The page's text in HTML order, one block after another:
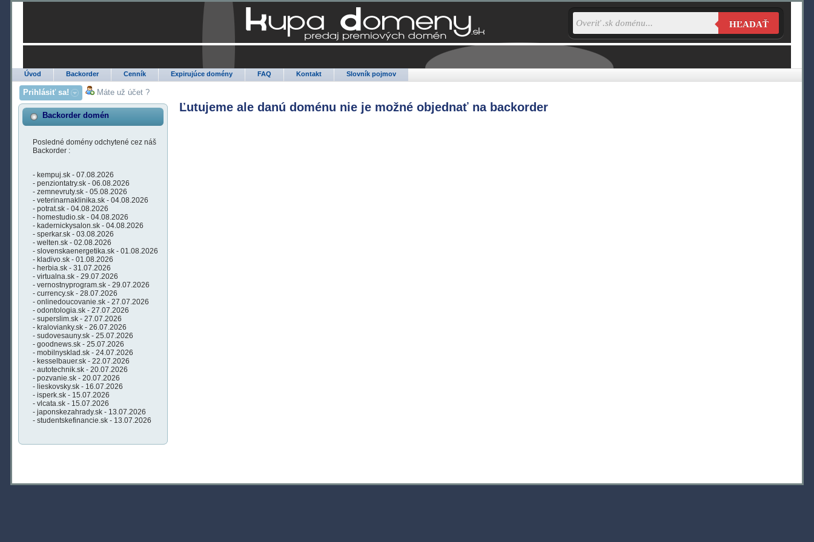
Úvod Backorder Cenník Expirujúce domény FAQ Kontakt Slovník pojmov
HĽADAŤ
Prihlásiť sa! Máte už účet ?
Backorder domén
Posledné domény odchytené cez náš
Backorder :
- kempuj.sk - 07.08.2026
- penziontatry.sk - 06.08.2026
- zemnevruty.sk - 05.08.2026
- veterinarnaklinika.sk - 04.08.2026
- potrat.sk - 04.08.2026
- homestudio.sk - 04.08.2026
- kadernickysalon.sk - 04.08.2026
- sperkar.sk - 03.08.2026
- welten.sk - 02.08.2026
- slovenskaenergetika.sk - 01.08.2026
- kladivo.sk - 01.08.2026
- herbia.sk - 31.07.2026
- virtualna.sk - 29.07.2026
- vernostnyprogram.sk - 29.07.2026
- currency.sk - 28.07.2026
- onlinedoucovanie.sk - 27.07.2026
- odontologia.sk - 27.07.2026
- superslim.sk - 27.07.2026
- kralovianky.sk - 26.07.2026
- sudovesauny.sk - 25.07.2026
- goodnews.sk - 25.07.2026
- mobilnysklad.sk - 24.07.2026
- kesselbauer.sk - 22.07.2026
- autotechnik.sk - 20.07.2026
- pozvanie.sk - 20.07.2026
- lieskovsky.sk - 16.07.2026
- isperk.sk - 15.07.2026
- vlcata.sk - 15.07.2026
- japonskezahrady.sk - 13.07.2026
- studentskefinancie.sk - 13.07.2026
Ľutujeme ale danú doménu nie je možné objednať na backorder